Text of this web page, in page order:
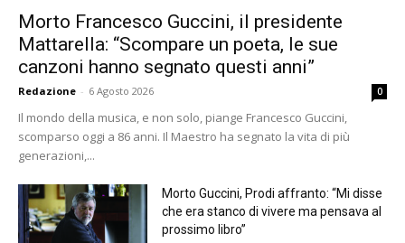
Morto Francesco Guccini, il presidente
Mattarella: “Scompare un poeta, le sue
canzoni hanno segnato questi anni”
Redazione - 6 Agosto 2026 0
Il mondo della musica, e non solo, piange Francesco Guccini,
scomparso oggi a 86 anni. Il Maestro ha segnato la vita di più
generazioni,...
Morto Guccini, Prodi affranto: “Mi disse
che era stanco di vivere ma pensava al
prossimo libro”